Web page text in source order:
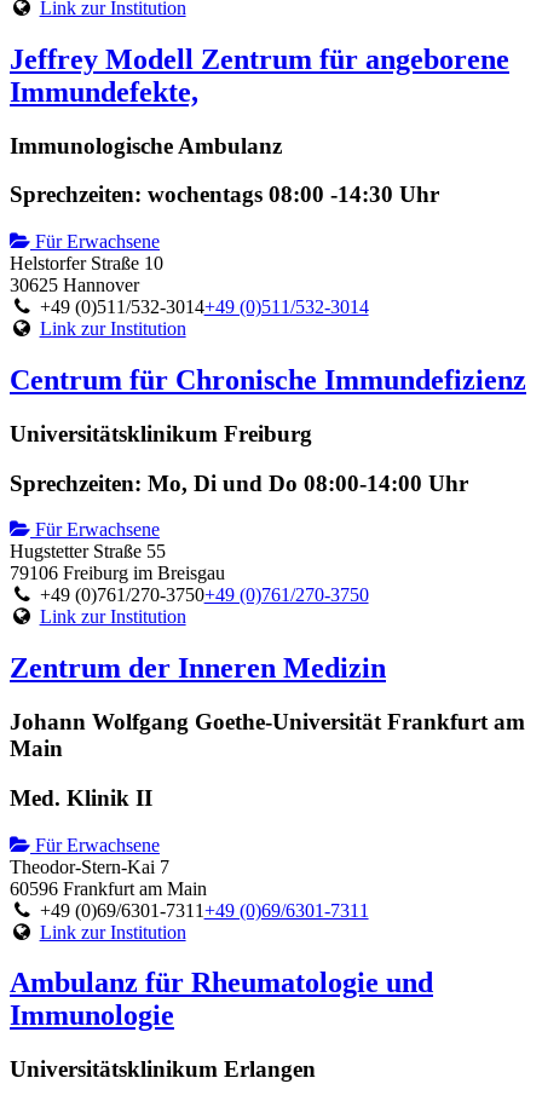
Link zur Institution
Jeffrey Modell Zentrum für angeborene
Immundefekte,
Immunologische Ambulanz
Sprechzeiten: wochentags 08:00 -14:30 Uhr
Für Erwachsene
Helstorfer Straße 10
30625 Hannover
+49 (0)511/532-3014+49 (0)511/532-3014
Link zur Institution
Centrum für Chronische Immundefizienz
Universitätsklinikum Freiburg
Sprechzeiten: Mo, Di und Do 08:00-14:00 Uhr
Für Erwachsene
Hugstetter Straße 55
79106 Freiburg im Breisgau
+49 (0)761/270-3750+49 (0)761/270-3750
Link zur Institution
Zentrum der Inneren Medizin
Johann Wolfgang Goethe-Universität Frankfurt am
Main
Med. Klinik II
Für Erwachsene
Theodor-Stern-Kai 7
60596 Frankfurt am Main
+49 (0)69/6301-7311+49 (0)69/6301-7311
Link zur Institution
Ambulanz für Rheumatologie und
Immunologie
Universitätsklinikum Erlangen